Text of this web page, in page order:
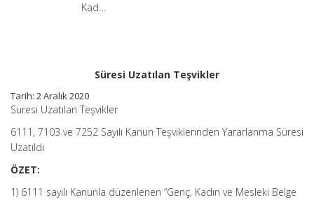
Kad…
Süresi Uzatılan Teşvikler
Tarih: 2 Aralık 2020
Süresi Uzatılan Teşvikler
6111, 7103 ve 7252 Sayılı Kanun Teşviklerinden Yararlanma Süresi
Uzatıldı
ÖZET:
1) 6111 sayılı Kanunla düzenlenen “Genç, Kadın ve Mesleki Belge